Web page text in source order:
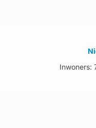
Inwoners: